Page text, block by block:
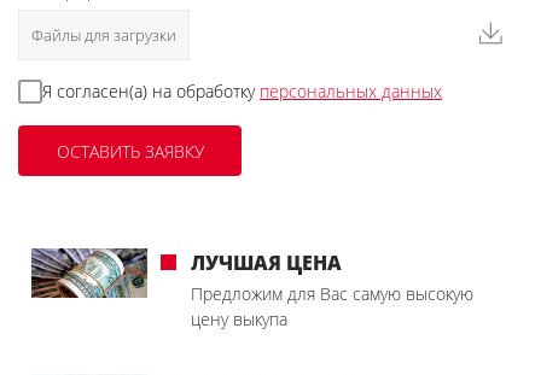
Файлы для загрузки
Я согласен(а) на обработку персональных данных
ЛУЧШАЯ ЦЕНА
Предложим для Вас самую высокую
цену выкупа